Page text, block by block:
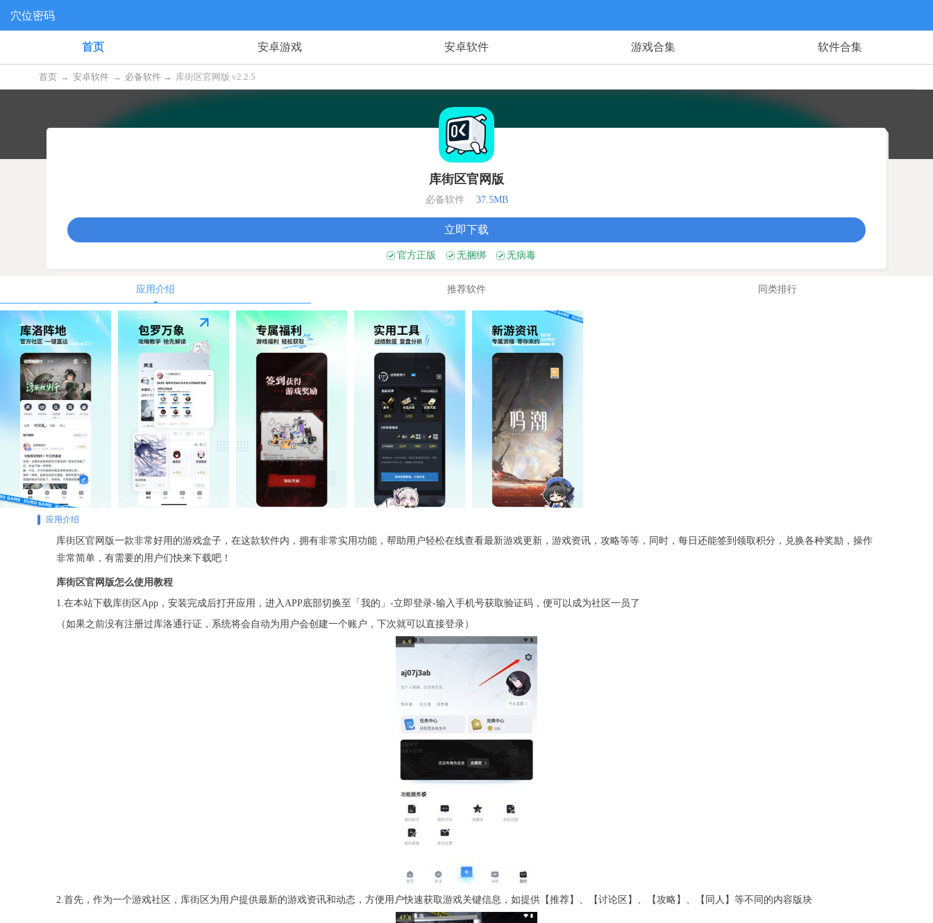
穴位密码
首页 安卓游戏 安卓软件 游戏合集 软件合集
首页 → 安卓软件 → 必备软件 → 库街区官网版 v2.2.5
库街区官网版
必备软件 37.5MB
立即下载
官方正版 无捆绑 无病毒
应用介绍 推荐软件 同类排行
应用介绍
库街区官网版一款非常好用的游戏盒子，在这款软件内，拥有非常实用功能，帮助用户轻松在线查看最新游戏更新，游戏资讯，攻略等等，同时，每日还能签到领取积分，兑换各种奖励，操作
非常简单，有需要的用户们快来下载吧！
库街区官网版怎么使用教程
1.在本站下载库街区App，安装完成后打开应用，进入APP底部切换至「我的」-立即登录-输入手机号获取验证码，便可以成为社区一员了
（如果之前没有注册过库洛通行证，系统将会自动为用户会创建一个账户，下次就可以直接登录）
2.首先，作为一个游戏社区，库街区为用户提供最新的游戏资讯和动态，方便用户快速获取游戏关键信息，如提供【推荐】、【讨论区】、【攻略】、【同人】等不同的内容版块